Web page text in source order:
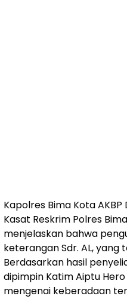
Kapolres Bima Kota AKBP
Kasat Reskrim Polres Bima
menjelaskan bahwa
keterangan Sdr. AL, yang
Berdasarkan hasil
dipimpin Katim Aiptu Hero
mengenai keberadaan